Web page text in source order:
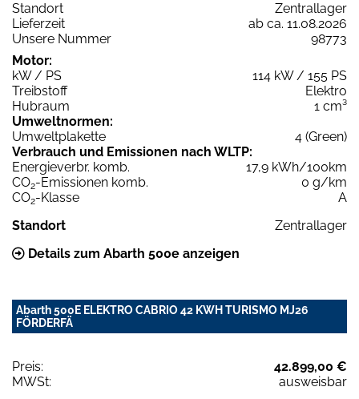
Standort
Zentrallager
Lieferzeit
ab ca. 11.08.2026
Unsere Nummer
98773
Motor:
kW / PS
114 kW / 155 PS
Treibstoff
Elektro
Hubraum
1 cm³
Umweltnormen:
Umweltplakette
4 (Green)
Verbrauch und Emissionen nach WLTP:
Energieverbr. komb.
17,9 kWh/100km
CO2-Emissionen komb.
0 g/km
CO2-Klasse
A
Standort
Zentrallager
Details zum Abarth 500e anzeigen
Abarth 500E ELEKTRO CABRIO 42 KWH TURISMO MJ26
FÖRDERFÄ
Preis:
42.899,00 €
MWSt:
ausweisbar